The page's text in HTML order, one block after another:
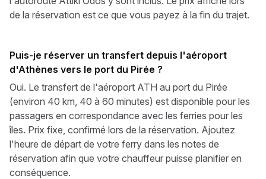
de la réservation est ce que vous payez à la fin du trajet.
Puis-je réserver un transfert depuis l'aéroport
d'Athènes vers le port du Pirée ?
Oui. Le transfert de l'aéroport ATH au port du Pirée
(environ 40 km, 40 à 60 minutes) est disponible pour les
passagers en correspondance avec les ferries pour les
îles. Prix fixe, confirmé lors de la réservation. Ajoutez
l'heure de départ de votre ferry dans les notes de
réservation afin que votre chauffeur puisse planifier en
conséquence.